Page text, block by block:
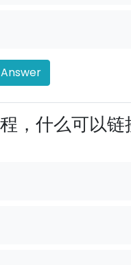
，什么可以链